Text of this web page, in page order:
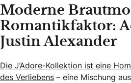
Moderne
Romantikfaktor:
Justin Alexander
Die J’Adore-Kollektion ist eine
des Verliebens – eine Mischung